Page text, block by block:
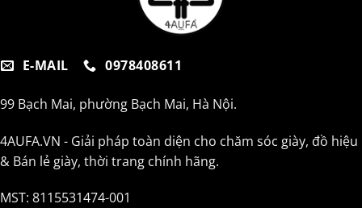
E-MAIL 0978408611
99 Bạch Mai, phường Bạch Mai, Hà Nội.
4AUFA.VN - Giải pháp toàn diện cho chăm sóc giày, đồ hiệu
& Bán lẻ giày, thời trang chính hãng.
MST: 8115531474-001